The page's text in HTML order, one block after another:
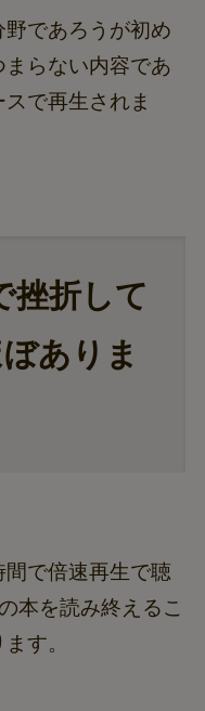
であろうが初め
らない内容であ
で再生されま
挫折して
ありま
で倍速再生で聴
本を読み終えるこ
す。